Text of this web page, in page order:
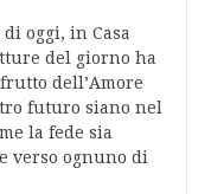
oggi, in Casa
del giorno ha
dell’Amore
futuro siano nel
la fede sia
verso ognuno di